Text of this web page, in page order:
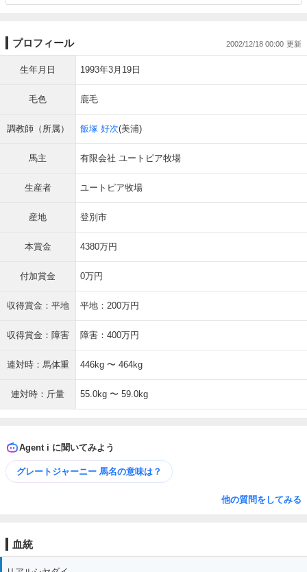
プロフィール 2002/12/18 00:00
生年月日 1993年3月19日
毛色 鹿毛
調教師（所属） 飯塚 好次(美浦)
馬主 有限会社 ユートピア牧場
生産者 ユートピア牧場
産地 登別市
本賞金 4380万円
付加賞金 0万円
収得賞金：平地 平地：200万円
収得賞金：障害 障害：400万円
連対時：馬体重 446kg 〜 464kg
連対時：斤量 55.0kg 〜 59.0kg
Agent i に聞いてみよう
グレートジャーニー 馬名の意味は？
他の質問をしてみる
血統